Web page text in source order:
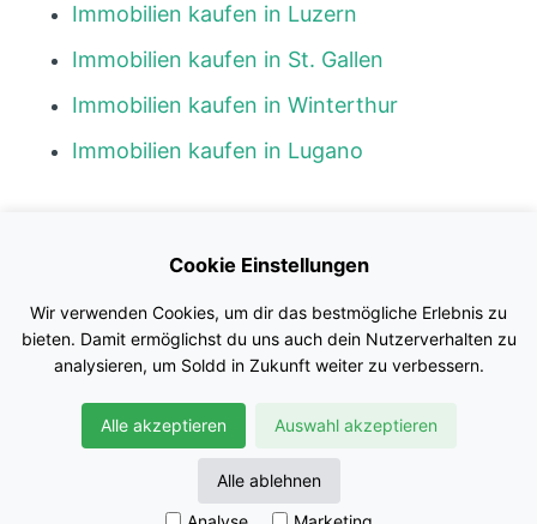
Immobilien kaufen in Luzern
Immobilien kaufen in St. Gallen
Immobilien kaufen in Winterthur
Immobilien kaufen in Lugano
Impressum
Nutzungsbedingungen
Datenschutz
© Soldd GmbH
Cookie Einstellungen
Wir verwenden Cookies, um dir das bestmögliche Erlebnis zu
bieten. Damit ermöglichst du uns auch dein Nutzerverhalten zu
analysieren, um Soldd in Zukunft weiter zu verbessern.
Alle akzeptieren Auswahl akzeptieren
Alle ablehnen